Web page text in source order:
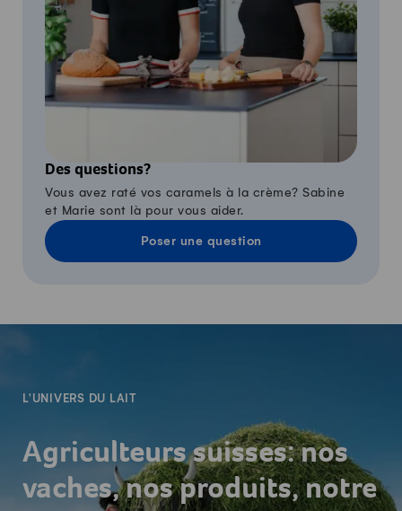
Des questions?
Vous avez raté vos caramels à la crème? Sabine
et Marie sont là pour vous aider.
Poser une question
L'UNIVERS DU LAIT
Agriculteurs suisses: nos
vaches, nos produits, notre